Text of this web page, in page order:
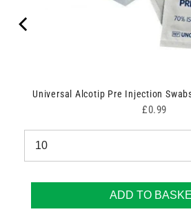
Universal Alcotip Pre Injection
Price
£0.99
ADD TO